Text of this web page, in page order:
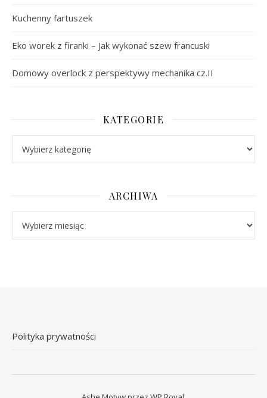
Kuchenny fartuszek
Eko worek z firanki – Jak wykonać szew francuski
Domowy overlock z perspektywy mechanika cz.II
KATEGORIE
ARCHIWA
Polityka prywatności